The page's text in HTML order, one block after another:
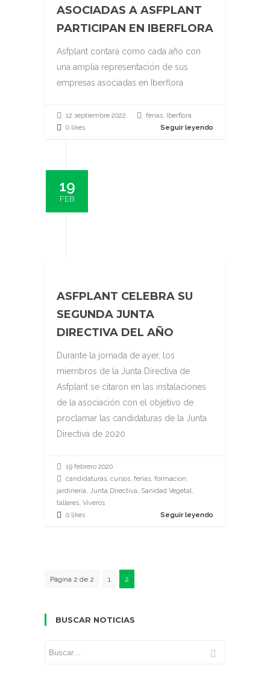
ASOCIADAS A ASFPLANT
PARTICIPAN EN IBERFLORA
Asfplant contará como cada año con
una amplia representación de sus
empresas asociadas en Iberflora
12 septiembre 2022
ferias, Iberflora
0 likes
Seguir leyendo
19
FEB
ASFPLANT CELEBRA SU
SEGUNDA JUNTA
DIRECTIVA DEL AÑO
Durante la jornada de ayer, los
miembros de la Junta Directiva de
Asfplant se citaron en las instalaciones
de la asociación con el objetivo de
proclamar las candidaturas de la Junta
Directiva de 2020.
19 febrero 2020
candidaturas, cursos, ferias, formacion,
jardinería, Junta Directiva, Sanidad Vegetal,
talleres, Viveros
0 likes
Seguir leyendo
Página 2 de 2 1 2
BUSCAR NOTICIAS